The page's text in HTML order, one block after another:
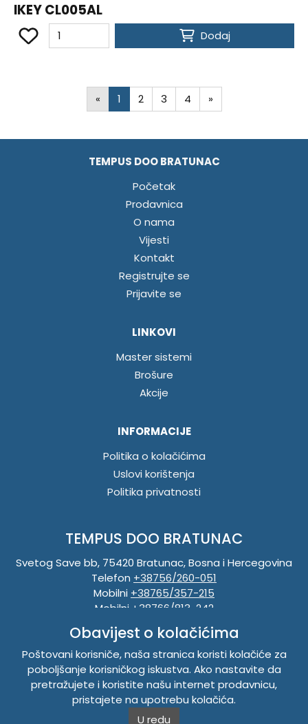
IKEY CL005AL
Dodaj
« 1 2 3 4 »
TEMPUS DOO BRATUNAC
Početak
Prodavnica
O nama
Vijesti
Kontakt
Registrujte se
Prijavite se
LINKOVI
Master sistemi
Brošure
Akcije
INFORMACIJE
Politika o kolačićima
Uslovi korištenja
Politika privatnosti
TEMPUS DOO BRATUNAC
Svetog Save bb, 75420 Bratunac, Bosna i Hercegovina
Telefon +38756/260-051
Mobilni +38765/357-215
Mobilni +38766/813-242
JIB 4405087080000
Porez 405087080000
Matični broj 59-01-0081-23
Copyright © 2026. Tempus DOO Bratunac. Sva prava
zadržana.
Obavijest o kolačićima
Poštovani korisniče, naša stranica koristi kolačiće za
poboljšanje korisničkog iskustva. Ako nastavite da
pretražujete i koristite našu internet prodavnicu,
pristajete na upotrebu kolačića.
U redu